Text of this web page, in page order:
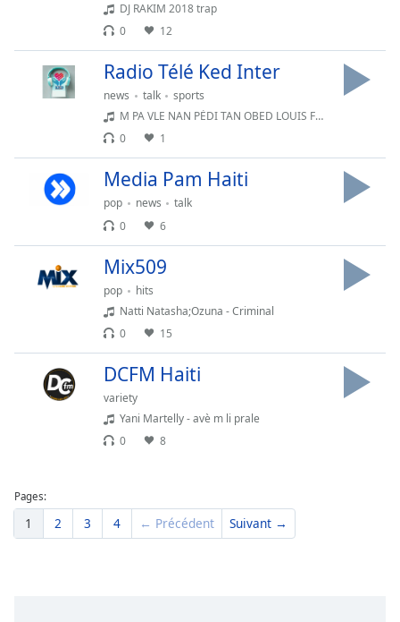
Font
DJ RAKIM 2018 trap
0
12
Radio Télé Ked Inter
news talk
sports
M PA VLE NAN PÈDI TAN OBED LOUIS FEAT MR ZOMÒ (256k)
0
1
Media Pam Haiti
pop news
talk
0
6
Mix509
pop
hits
Natti Natasha;Ozuna - Criminal
0
15
DCFM Haiti
variety
Yani Martelly - avè m li prale
0
8
Pages:
1 2 3 4 ← Précédent Suivant →